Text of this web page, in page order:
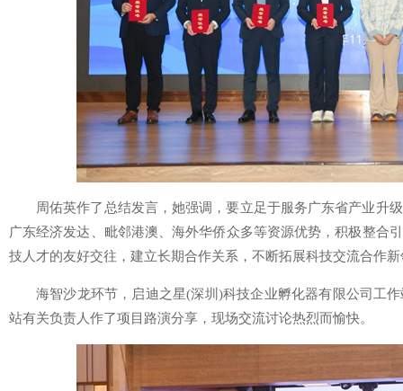
周佑英作了总结发言，她强调，要立足于服务广东省产业升
广东经济发达、毗邻港澳、海外华侨众多等资源优势，积极整合
技人才的友好交往，建立长期合作关系，不断拓展科技交流合作
海智沙龙环节，启迪之星(深圳)科技企业孵化器有限公司工
站有关负责人作了项目路演分享，现场交流讨论热烈而愉快。